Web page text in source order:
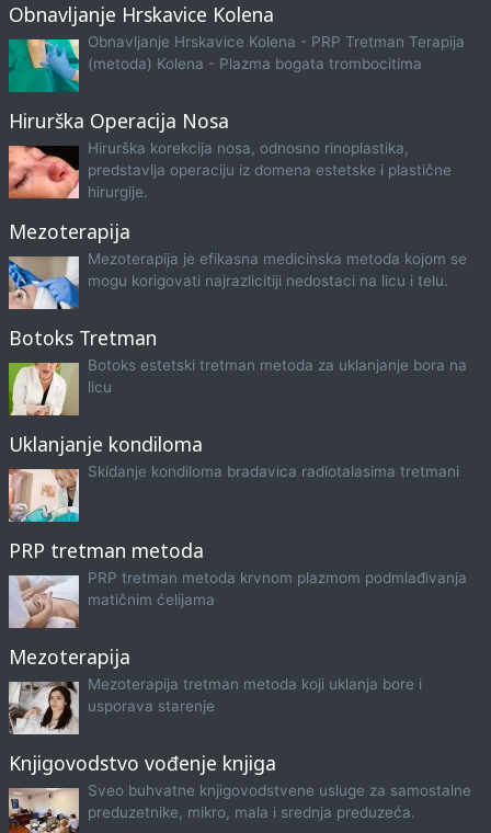
Obnavljanje Hrskavice Kolena
Obnavljanje Hrskavice Kolena - PRP Tretman Terapija
(metoda) Kolena - Plazma bogata trombocitima
Hirurška Operacija Nosa
Hirurška korekcija nosa, odnosno rinoplastika,
predstavlja operaciju iz domena estetske i plastične
hirurgije.
Mezoterapija
Mezoterapija je efikasna medicinska metoda kojom se
mogu korigovati najrazlicitiji nedostaci na licu i telu.
Botoks Tretman
Botoks estetski tretman metoda za uklanjanje bora na
licu
Uklanjanje kondiloma
Skidanje kondiloma bradavica radiotalasima tretmani
PRP tretman metoda
PRP tretman metoda krvnom plazmom podmlađivanja
matičnim ćelijama
Mezoterapija
Mezoterapija tretman metoda koji uklanja bore i
usporava starenje
Knjigovodstvo vođenje knjiga
Sveo buhvatne knjigovodstvene usluge za samostalne
preduzetnike, mikro, mala i srednja preduzeća.